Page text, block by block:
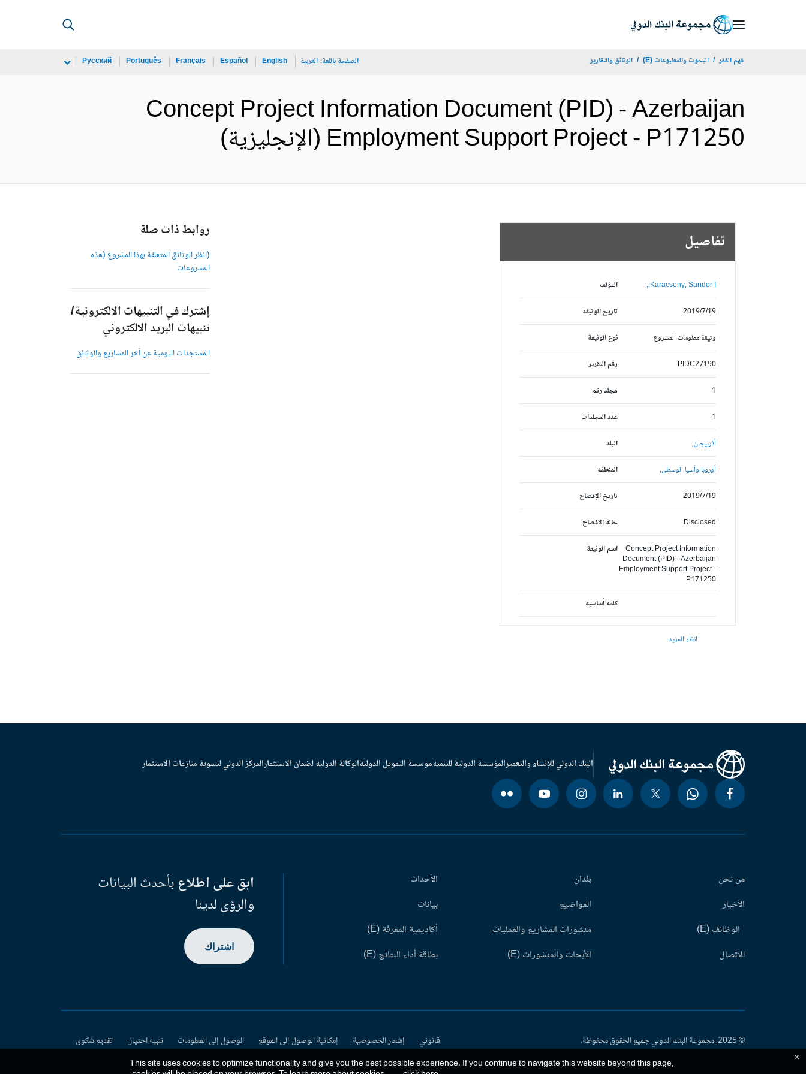
فهم الفقر البحوث والمطبوعات (E) الوثائق والتقارير الصفحة باللغة: العربية English
Español
Français
Português
Русский
Concept Project Information Document (PID) - Azerbaijan
Employment Support Project - P171250 (الإنجليزية)
تفاصيل
المؤلف Karacsony, Sandor I.;
تاريخ الوثيقة 2019/7/19
نوع الوثيقة وثيقة معلومات المشروع
رقم التقرير PIDC27190
مجلد رقم 1
عدد المجلدات 1
البلد أذربيجان,
المنطقة أوروبا وآسيا الوسطى,
تاريخ الإفصاح 2019/7/19
حالة الافصاح Disclosed
اسم الوثيقة
Concept Project Information
Document (PID) - Azerbaijan
Employment Support Project -
P171250
كلمة أساسية
انظر المزيد
روابط ذات صلة
(انظر الوثائق المتعلقة بهذا المشروع (هذه
المشروعات
إشترك في التنبيهات الالكترونية/
تنبيهات البريد الالكتروني
المستجدات اليومية عن آخر المشاريع والوثائق
البنك الدولي للإنشاء والتعميرالمؤسسة الدولية للتنميةمؤسسة التمويل الدوليةالوكالة الدولية لضمان الاستثمارالمركز الدولي لتسوية منازعات الاستثمار
من نحن
الأخبار
الوظائف (E)
للاتصال
بلدان
المواضيع
منشورات المشاريع والعمليات
الأبحاث والمنشورات (E)
الأحداث
بيانات
أكاديمية المعرفة (E)
بطاقة أداء النتائج (E)
ابق على اطلاعبأحدث البيانات
والرؤى لدينا
اشتراك
© 2025، مجموعة البنك الدولي جميع الحقوق محفوظة. قانوني إشعار الخصوصية إمكانية الوصول إلى الموقع الوصول إلى المعلومات تنبيه احتيال
تقديم شكوى
This site uses cookies to optimize functionality and give you the best possible experience. If you continue to navigate this website beyond this page,
×